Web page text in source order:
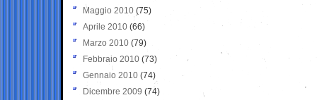
Maggio 2010 (75)
Aprile 2010 (66)
Marzo 2010 (79)
Febbraio 2010 (73)
Gennaio 2010 (74)
Dicembre 2009 (74)